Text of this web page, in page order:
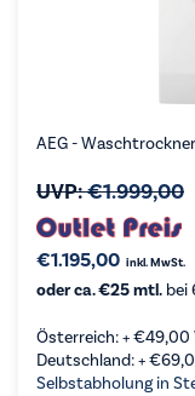
AEG -
UVP:€1.999,00
€1.195,00 inkl. MwSt.
oder ca. €25 mtl. bei
Österreich: +€49,00
Deutschland: +€
Selbstabholung in